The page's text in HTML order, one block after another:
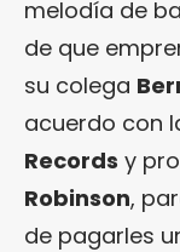
melodía de
de que
su colega
acuerdo con
Records y
Robinson,
de pagarles